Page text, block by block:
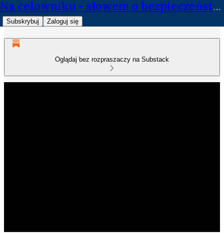
Na celowniku - słowem o bezpieczeństwie
Subskrybuj Zaloguj się
Oglądaj bez rozpraszaczy na Substack